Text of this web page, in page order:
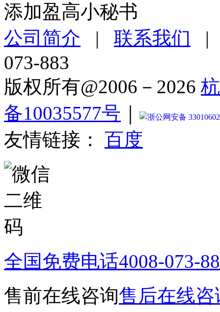
添加盈高小秘书
公司简介 | 联系我们
073-883
版权所有@2006－2026
备10035577号 ｜ 浙公网安备
友情链接： 百度
全国免费电话4008-073-
售前在线咨询售后在线咨